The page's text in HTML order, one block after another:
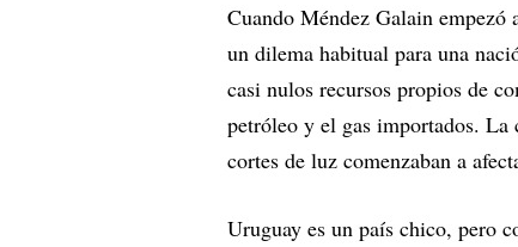
Cuando Méndez Galain empezó
un dilema habitual para una
casi nulos recursos propios de
petróleo y el gas importados.
cortes de luz comenzaban a
Uruguay es un país chico, pero